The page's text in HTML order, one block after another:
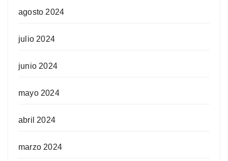
agosto 2024
julio 2024
junio 2024
mayo 2024
abril 2024
marzo 2024